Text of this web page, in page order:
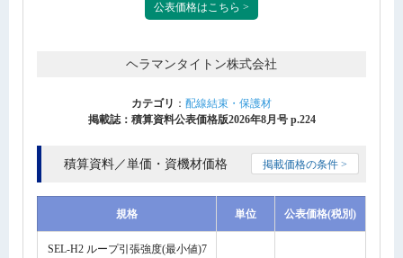
公表価格はこちら >
ヘラマンタイトン株式会社
カテゴリ ： 配線結束・保護材
掲載誌：積算資料公表価格版2026年8月号 p.224
積算資料／単価・資機材価格 掲載価格の条件 >
規格 単位 公表価格(税別)
SEL-H2 ループ引張強度(最小値)7